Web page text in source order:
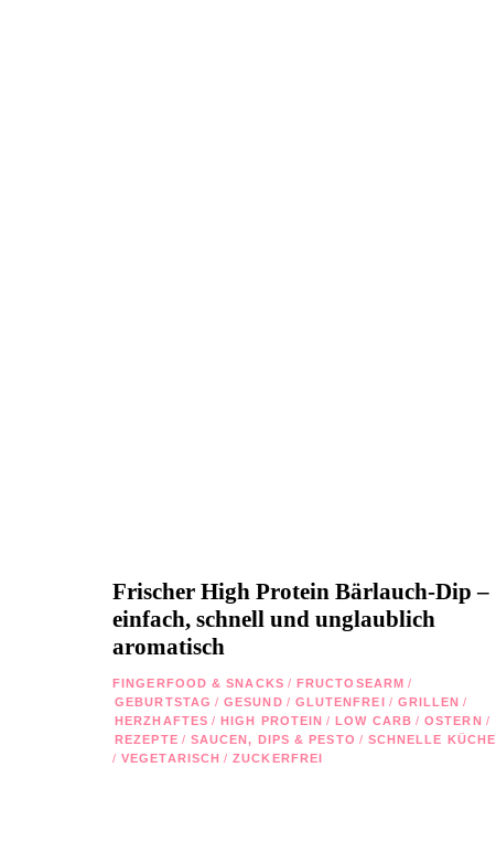
Frischer High Protein Bärlauch-Dip –
einfach, schnell und unglaublich
aromatisch
FINGERFOOD & SNACKS / FRUCTOSEARM /
GEBURTSTAG / GESUND / GLUTENFREI / GRILLEN /
HERZHAFTES / HIGH PROTEIN / LOW CARB / OSTERN /
REZEPTE / SAUCEN, DIPS & PESTO / SCHNELLE KÜCHE
/ VEGETARISCH / ZUCKERFREI